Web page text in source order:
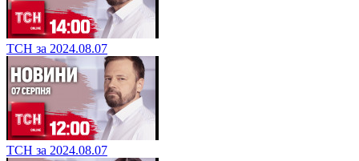
ТСН за 2024.08.07
ТСН за 2024.08.07